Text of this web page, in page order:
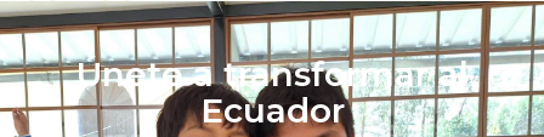
Únete a transformar al
Ecuador